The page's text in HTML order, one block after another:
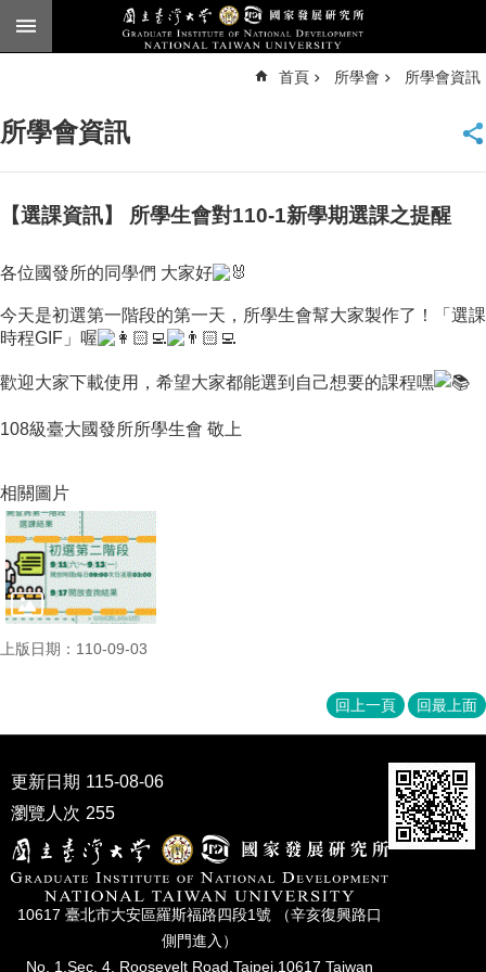
跳到主要內容區塊
臺
頁
公
告
本
簡
成
員
博
士
班
碩
在
專
班
學
究
國
首頁 所學會 所學會資訊
所學會資訊
【選課資訊】 所學生會對110-1新學期選課之提醒
各位國發所的同學們 大家好
今天是初選第一階段的第一天，所學生會幫大家製作了！「選課
時程GIF」喔
歡迎大家下載使用，希望大家都能選到自己想要的課程嘿
108級臺大國發所所學生會 敬上
相關圖片
上版日期：110-09-03
回上一頁 回最上面
更新日期 115-08-06
瀏覽人次 255
10617 臺北市⼤安區羅斯福路四段1號 （辛亥復興路⼝
側⾨進入）
No. 1,Sec. 4, Roosevelt Road,Taipei,10617 Taiwan